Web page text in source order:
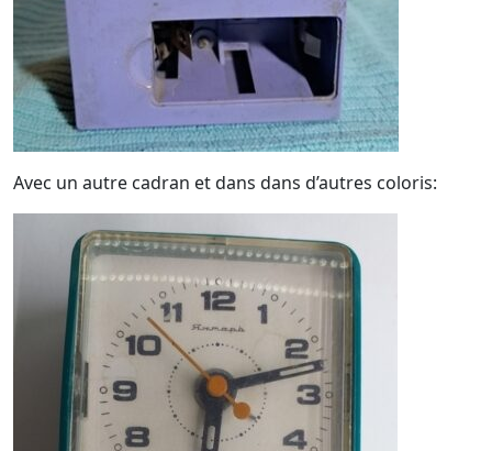
Avec un autre cadran et dans dans d’autres coloris: